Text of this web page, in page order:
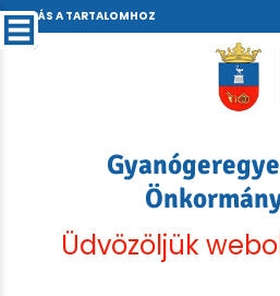
UGRÁS A TARTALOMHOZ
Üdvözöljük